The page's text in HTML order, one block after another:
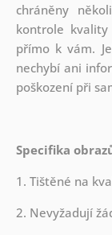
chráněny
kontrole
přímo k vám.
nechybí ani
poškození při
Specifika
1. Tištěné na
2. Nevyžadují